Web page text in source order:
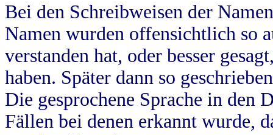
Bei den Schreibweisen der
Namen wurden offensichtlich so
verstanden hat, oder besser
haben. Später dann so
Die gesprochene Sprache in
Fällen bei denen erkannt wurde,